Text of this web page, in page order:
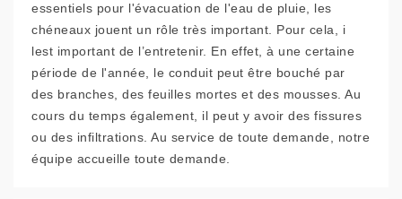
essentiels pour l'évacuation de l'eau de pluie, les
chéneaux jouent un rôle très important. Pour cela, i
lest important de l’entretenir. En effet, à une certaine
période de l'année, le conduit peut être bouché par
des branches, des feuilles mortes et des mousses. Au
cours du temps également, il peut y avoir des fissures
ou des infiltrations. Au service de toute demande, notre
équipe accueille toute demande.